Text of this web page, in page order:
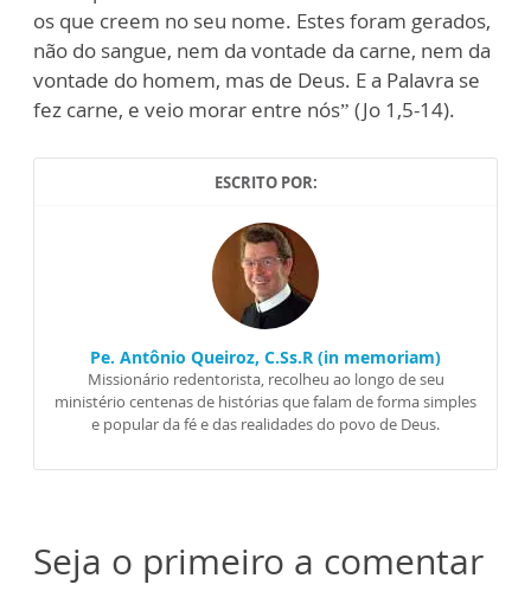
os que creem no seu nome. Estes foram gerados,
não do sangue, nem da vontade da carne, nem da
vontade do homem, mas de Deus. E a Palavra se
fez carne, e veio morar entre nós” (Jo 1,5-14).
ESCRITO POR:
Pe. Antônio Queiroz, C.Ss.R (in memoriam)
Missionário redentorista, recolheu ao longo de seu
ministério centenas de histórias que falam de forma simples
e popular da fé e das realidades do povo de Deus.
Seja o primeiro a comentar